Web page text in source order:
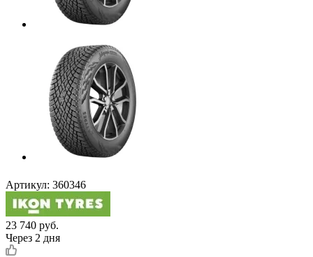
Артикул: 360346
23 740 руб.
Через 2 дня